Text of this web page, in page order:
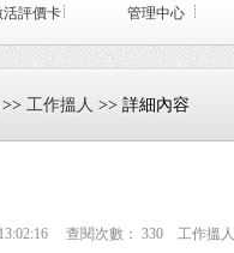
活評價卡 管理中心
>> 工作搵人 >> 詳細內容
查閱次數： 330 工作搵人